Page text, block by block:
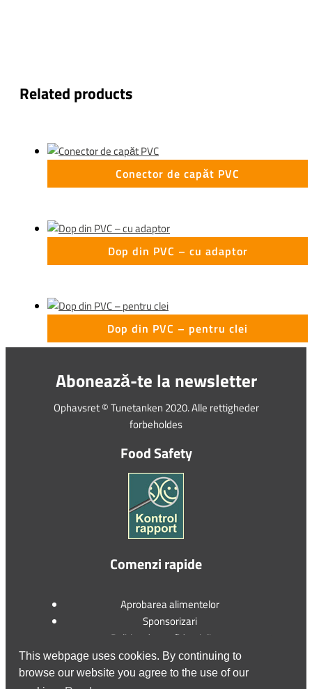
This webpage uses cookies. By continuing to
browse our website you agree to the use of our
Related products
Conector de capăt PVC
Dop din PVC – cu adaptor
Dop din PVC – pentru clei
Abonează-te la newsletter
Ophavsret © Tunetanken 2020. Alle rettigheder
forbeholdes
Food Safety
Comenzi rapide
Aprobarea alimentelor
Sponsorizari
Politica de confidențialitate
Politica privind cookie-urile
Contactați-ne